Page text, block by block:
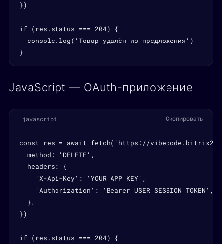
})
if (res.status === 204) {
  console.log('Товар удалён из предложения')
}
JavaScript — OAuth-приложение
javascript Скопировать
const res = await fetch('https://
  method: 'DELETE',
  headers: {
    'X-Api-Key': 'YOUR_APP_KEY',
    'Authorization': 'Bearer USER_SESSION_TOKEN',
  },
})
if (res.status === 204) {